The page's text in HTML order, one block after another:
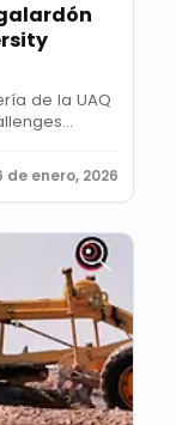
de la UAQ
de enero, 2026